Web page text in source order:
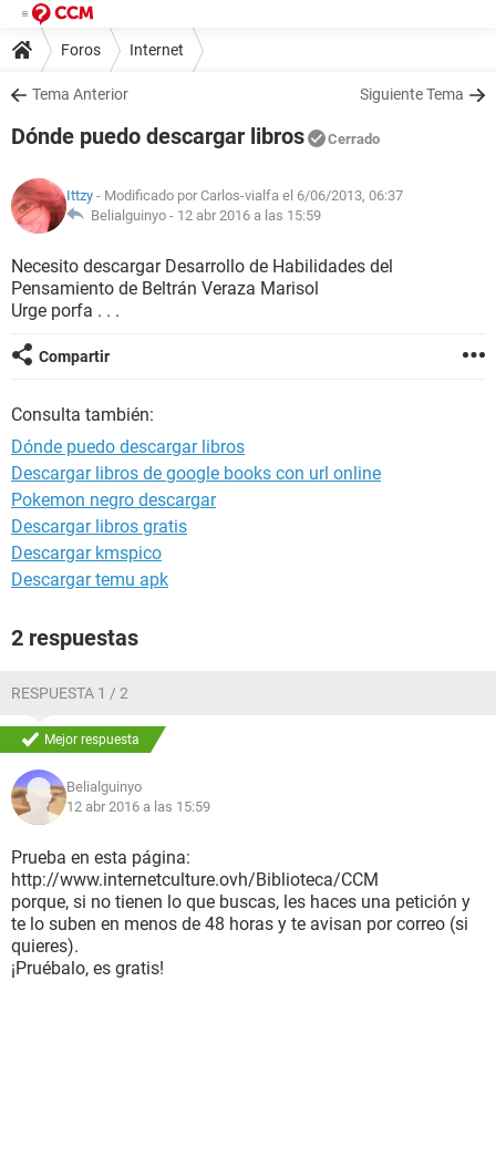
Foros Internet
Tema Anterior Siguiente Tema
Dónde puedo descargar libros Cerrado
Ittzy - Modificado por Carlos-vialfa el 6/06/2013, 06:37
Belialguinyo - 12 abr 2016 a las 15:59
Necesito descargar Desarrollo de Habilidades del
Pensamiento de Beltrán Veraza Marisol
Urge porfa . . .
Compartir
Consulta también:
Dónde puedo descargar libros
Descargar libros de google books con url online
Pokemon negro descargar
Descargar libros gratis
Descargar kmspico
Descargar temu apk
2 respuestas
RESPUESTA 1 / 2
Mejor respuesta
Belialguinyo
12 abr 2016 a las 15:59
Prueba en esta página:
http://www.internetculture.ovh/Biblioteca/CCM
porque, si no tienen lo que buscas, les haces una petición y
te lo suben en menos de 48 horas y te avisan por correo (si
quieres).
¡Pruébalo, es gratis!